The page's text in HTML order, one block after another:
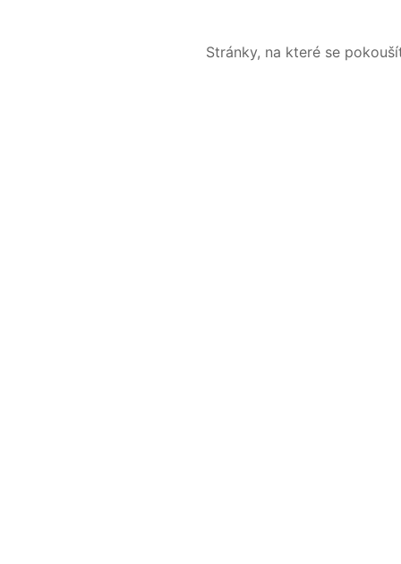
Stránky, na které se